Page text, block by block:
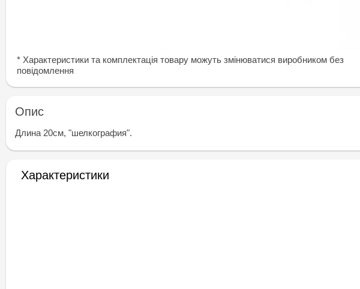
* Характеристики та комплектація товару можуть змінюватися виробником без
повідомлення
Опис
Длина 20см, "шелкография".
Характеристики